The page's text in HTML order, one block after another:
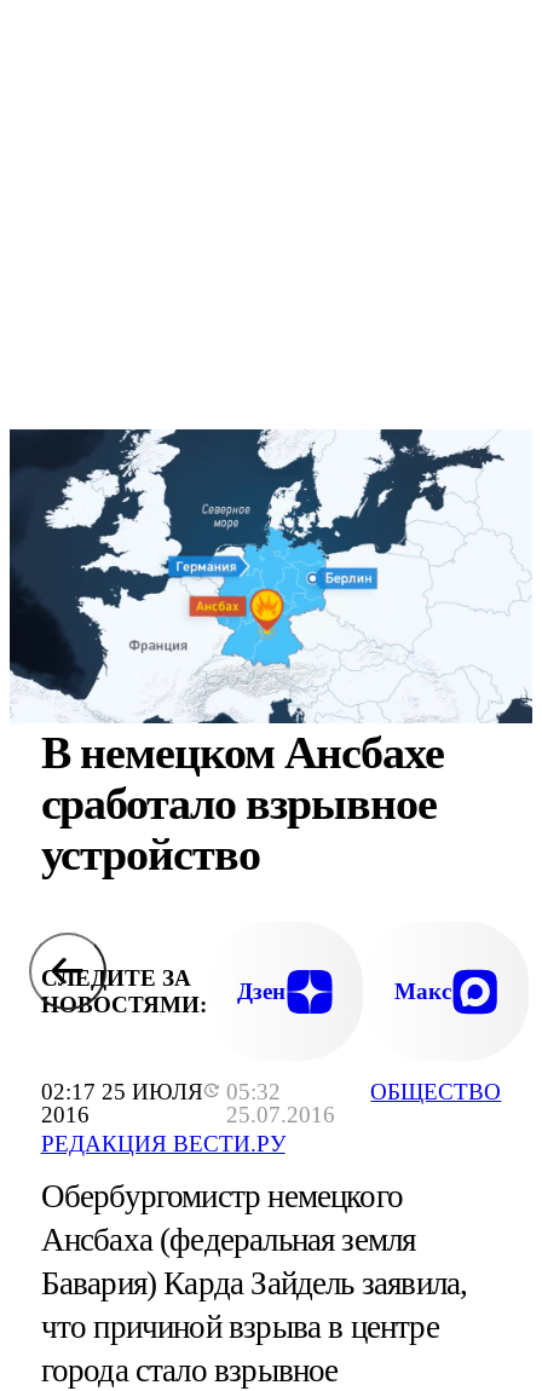
02:17 25 ИЮЛЯ
2016
05:32
25.07.2016
РЕДАКЦИЯ ВЕСТИ.РУ
ОБЩЕСТВО
В немецком Ансбахе
сработало взрывное
устройство
СЛЕДИТЕ ЗА
НОВОСТЯМИ:
Дзен Макс
Обербургомистр немецкого
Ансбаха (федеральная земля
Бавария) Карда Зайдель заявила,
что причиной взрыва в центре
города стало взрывное